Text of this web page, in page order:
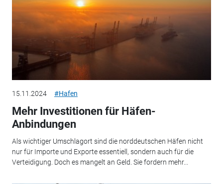
15.11.2024 #Hafen
Mehr Investitionen für Häfen-
Anbindungen
Als wichtiger Umschlagort sind die norddeutschen Häfen nicht
nur für Importe und Exporte essentiell, sondern auch für die
Verteidigung. Doch es mangelt an Geld. Sie fordern mehr...